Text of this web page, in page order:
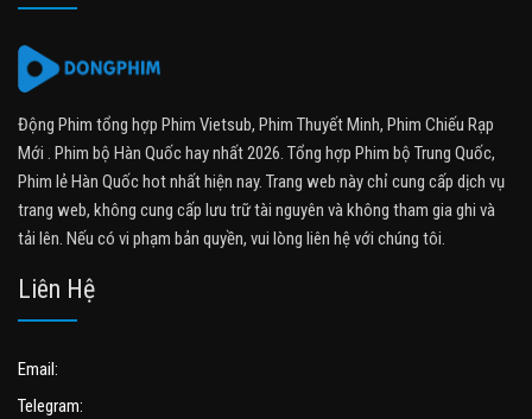
Động Phim tổng hợp Phim Vietsub, Phim Thuyết Minh, Phim Chiếu Rạp
Mới . Phim bộ Hàn Quốc hay nhất 2026. Tổng hợp Phim bộ Trung Quốc,
Phim lẻ Hàn Quốc hot nhất hiện nay. Trang web này chỉ cung cấp dịch vụ
trang web, không cung cấp lưu trữ tài nguyên và không tham gia ghi và
tải lên. Nếu có vi phạm bản quyền, vui lòng liên hệ với chúng tôi.
Liên Hệ
Email:
Telegram: